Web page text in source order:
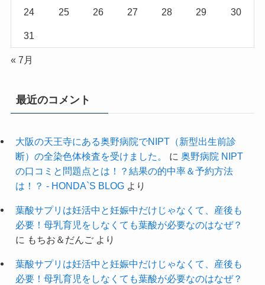
24 25 26 27 28 29 30
31
« 7月
最近のコメント
大阪の天王寺にある奥野病院でNIPT（新型出生前診
断）の全染色体検査を受けました。
に 奥野病院 NIPT
の口コミと問題点とは！？結果の的中率＆予約方法
は！？ - HONDA`S BLOGより
葉酸サプリは妊活中と妊娠中だけじゃなくて、産後も
必要！母乳育児をしなくても葉酸が必要なのはなぜ？
に もちお＆だんごより
葉酸サプリは妊活中と妊娠中だけじゃなくて、産後も
必要！母乳育児をしなくても葉酸が必要なのはなぜ？